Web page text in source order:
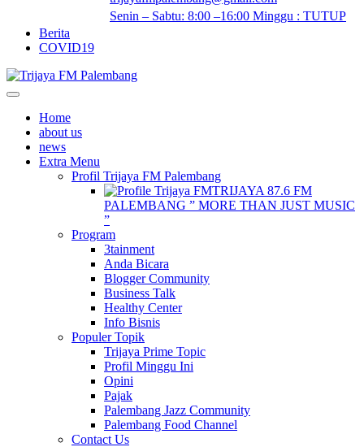
Senin – Sabtu: 8:00 –16:00 Minggu : TUTUP
Berita
COVID19
Home
about us
news
Extra Menu
Profil Trijaya FM Palembang
TRIJAYA 87.6 FM
PALEMBANG ” MORE THAN JUST MUSIC
”
Program
3tainment
Anda Bicara
Blogger Community
Business Talk
Healthy Center
Info Bisnis
Populer Topik
Trijaya Prime Topic
Profil Minggu Ini
Opini
Pajak
Palembang Jazz Community
Palembang Food Channel
Contact Us